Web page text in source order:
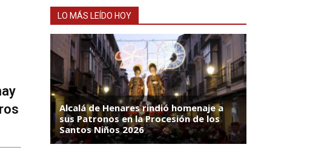
LO MÁS LEÍDO HOY